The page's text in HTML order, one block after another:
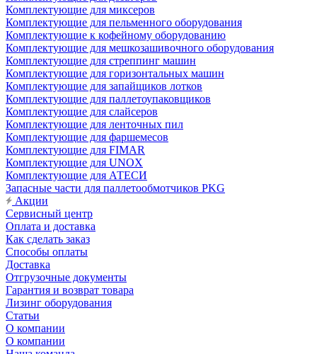
Комплектующие для миксеров
Комплектующие для пельменного оборудования
Комплектующие к кофейному оборудованию
Комплектующие для мешкозашивочного оборудования
Комплектующие для стреппинг машин
Комплектующие для горизонтальных машин
Комплектующие для запайщиков лотков
Комплектующие для паллетоупаковщиков
Комплектующие для слайсеров
Комплектующие для ленточных пил
Комплектующие для фаршемесов
Комплектующие для FIMAR
Комплектующие для UNOX
Комплектующие для АТЕСИ
Запасные части для паллетообмотчиков PKG
Акции
Сервисный центр
Оплата и доставка
Как сделать заказ
Способы оплаты
Доставка
Отгрузочные документы
Гарантия и возврат товара
Лизинг оборудования
Статьи
О компании
О компании